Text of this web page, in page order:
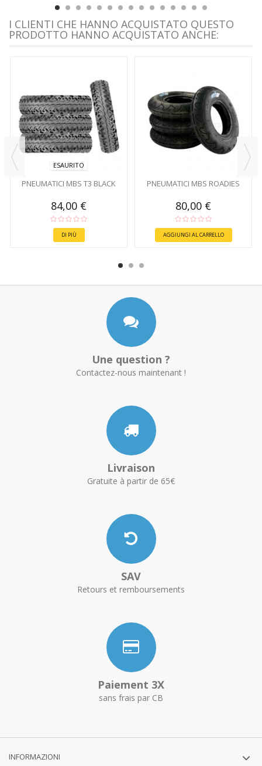
I CLIENTI CHE HANNO ACQUISTATO QUESTO
PRODOTTO HANNO ACQUISTATO ANCHE:
ESAURITO
PNEUMATICI MBS T3 BLACK
84,00 €
DI PIÙ
PNEUMATICI MBS ROADIES
80,00 €
AGGIUNGI AL CARRELLO
Une question ?
Contactez-nous maintenant !
Livraison
Gratuite à partir de 65€
SAV
Retours et remboursements
Paiement 3X
sans frais par CB
INFORMAZIONI